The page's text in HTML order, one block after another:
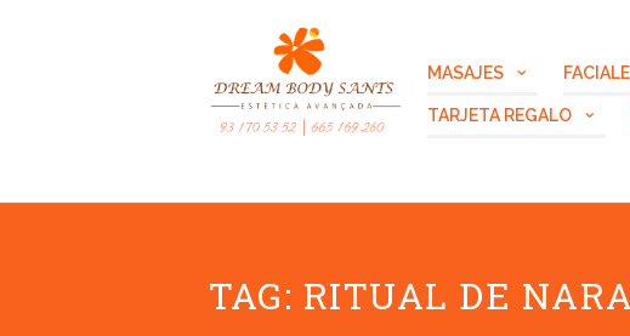
MASAJES
TARJETA REGALO
TAG: RITUAL DE